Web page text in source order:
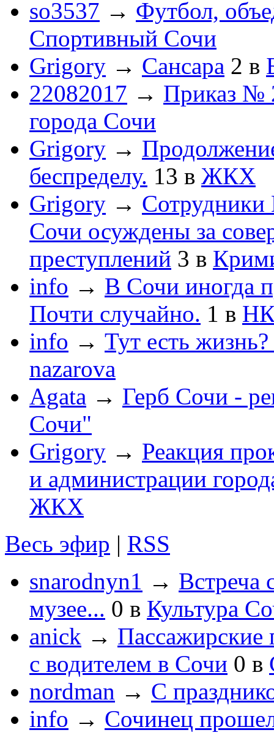
so3537 → Футбол,
Спортивный Сочи
Grigory → Сансара 2 в
22082017 → Приказ №
города Сочи
Grigory →
беспределу. 13 в ЖКХ
Grigory →
Сочи осуждены за
преступлений 3 в
info → В Сочи иногда
Почти случайно. 1 в
info → Тут есть
nazarova
Agata → Герб Сочи -
Сочи"
Grigory → Реакция
и администрации
ЖКХ
Весь эфир | RSS
snarodnyn1 → Встреча
музее... 0 в Культура
anick → Пассажирские
с водителем в Сочи 0 в
nordman → С
info → Сочинец